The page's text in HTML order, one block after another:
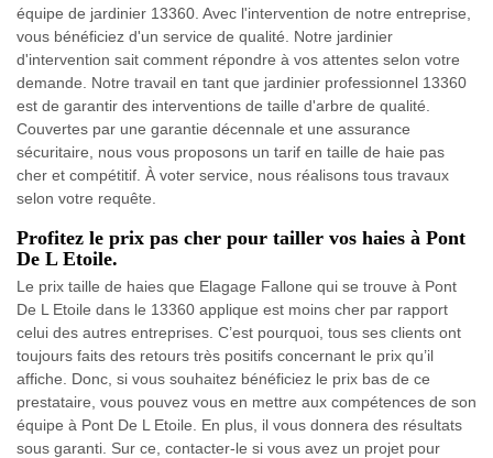
équipe de jardinier 13360. Avec l'intervention de notre entreprise,
vous bénéficiez d'un service de qualité. Notre jardinier
d'intervention sait comment répondre à vos attentes selon votre
demande. Notre travail en tant que jardinier professionnel 13360
est de garantir des interventions de taille d'arbre de qualité.
Couvertes par une garantie décennale et une assurance
sécuritaire, nous vous proposons un tarif en taille de haie pas
cher et compétitif. À voter service, nous réalisons tous travaux
selon votre requête.
Profitez le prix pas cher pour tailler vos haies à Pont
De L Etoile.
Le prix taille de haies que Elagage Fallone qui se trouve à Pont
De L Etoile dans le 13360 applique est moins cher par rapport
celui des autres entreprises. C’est pourquoi, tous ses clients ont
toujours faits des retours très positifs concernant le prix qu’il
affiche. Donc, si vous souhaitez bénéficiez le prix bas de ce
prestataire, vous pouvez vous en mettre aux compétences de son
équipe à Pont De L Etoile. En plus, il vous donnera des résultats
sous garanti. Sur ce, contacter-le si vous avez un projet pour